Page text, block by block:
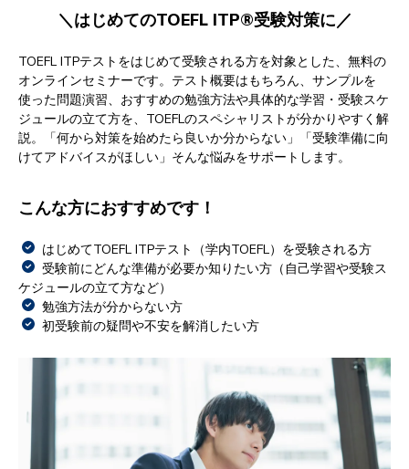
＼はじめてのTOEFL ITP®受験対策に／
TOEFL ITPテストをはじめて受験される方を対象とした、無料の
オンラインセミナーです。テスト概要はもちろん、サンプルを
使った問題演習、おすすめの勉強方法や具体的な学習・受験スケ
ジュールの立て方を、TOEFLのスペシャリストが分かりやすく解
説。「何から対策を始めたら良いか分からない」「受験準備に向
けてアドバイスがほしい」そんな悩みをサポートします。
こんな方におすすめです！
はじめてTOEFL ITPテスト（学内TOEFL）を受験される方
受験前にどんな準備が必要か知りたい方（自己学習や受験ス
ケジュールの立て方など）
勉強方法が分からない方
初受験前の疑問や不安を解消したい方